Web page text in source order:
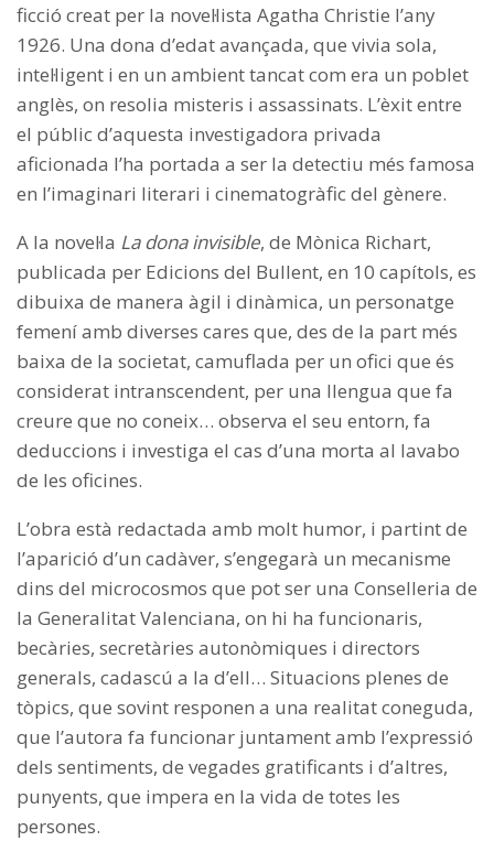
ficció creat per la novel·lista Agatha Christie l’any
1926. Una dona d’edat avançada, que vivia sola,
intel·ligent i en un ambient tancat com era un poblet
anglès, on resolia misteris i assassinats. L’èxit entre
el públic d’aquesta investigadora privada
aficionada l’ha portada a ser la detectiu més famosa
en l’imaginari literari i cinematogràfic del gènere.
A la novel·la La dona invisible, de Mònica Richart,
publicada per Edicions del Bullent, en 10 capítols, es
dibuixa de manera àgil i dinàmica, un personatge
femení amb diverses cares que, des de la part més
baixa de la societat, camuflada per un ofici que és
considerat intranscendent, per una llengua que fa
creure que no coneix… observa el seu entorn, fa
deduccions i investiga el cas d’una morta al lavabo
de les oficines.
L’obra està redactada amb molt humor, i partint de
l’aparició d’un cadàver, s’engegarà un mecanisme
dins del microcosmos que pot ser una Conselleria de
la Generalitat Valenciana, on hi ha funcionaris,
becàries, secretàries autonòmiques i directors
generals, cadascú a la d’ell… Situacions plenes de
tòpics, que sovint responen a una realitat coneguda,
que l’autora fa funcionar juntament amb l’expressió
dels sentiments, de vegades gratificants i d’altres,
punyents, que impera en la vida de totes les
persones.